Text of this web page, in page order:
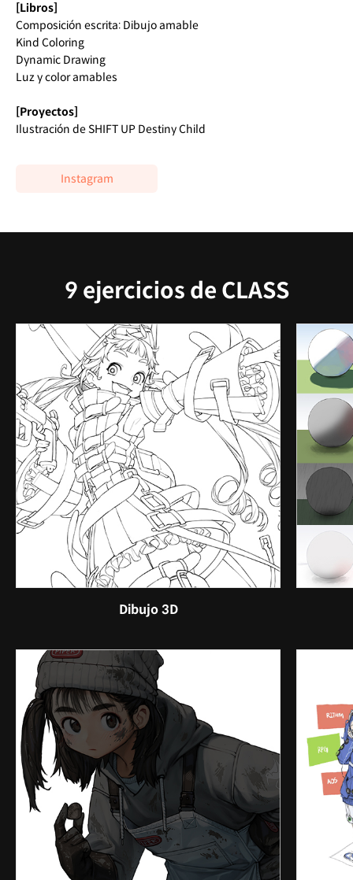
[Libros]
Composición escrita: Dibujo amable
Kind Coloring
Dynamic Drawing
Luz y color amables
[Proyectos]
Ilustración de SHIFT UP Destiny Child
Instagram
9 ejercicios de CLASS
Dibujo 3D